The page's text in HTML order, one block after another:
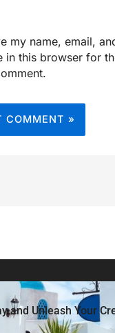
my name, email,
in this browser for
and Unleash Your